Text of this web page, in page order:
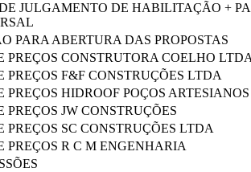
JULGAMENTO DE HABILITAÇÃO +
PARA ABERTURA DAS PROPOSTAS
PREÇOS CONSTRUTORA COELHO LTDA
PREÇOS F&F CONSTRUÇÕES LTDA
PREÇOS HIDROOF POÇOS ARTESIANOS
PREÇOS JW CONSTRUÇÕES
PREÇOS SC CONSTRUÇÕES LTDA
PREÇOS R C M ENGENHARIA